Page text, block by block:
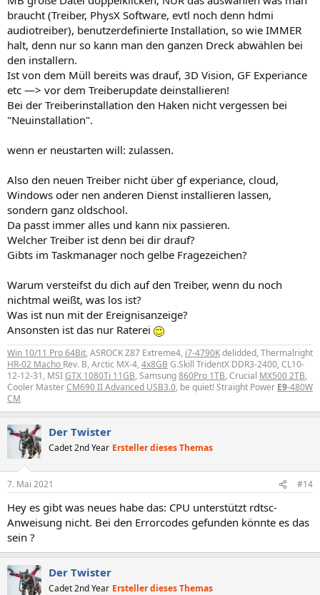
braucht (Treiber, PhysX Software, evtl noch denn hdmi
audiotreiber), benutzerdefinierte Installation, so wie IMMER
halt, denn nur so kann man den ganzen Dreck abwählen bei
den installern.
Ist von dem Müll bereits was drauf, 3D Vision, GF Experiance
etc —> vor dem Treiberupdate deinstallieren!
Bei der Treiberinstallation den Haken nicht vergessen bei
"Neuinstallation".
wenn er neustarten will: zulassen.
Also den neuen Treiber nicht über gf experiance, cloud,
Windows oder nen anderen Dienst installieren lassen,
sondern ganz oldschool.
Da passt immer alles und kann nix passieren.
Welcher Treiber ist denn bei dir drauf?
Gibts im Taskmanager noch gelbe Fragezeichen?
Warum versteifst du dich auf den Treiber, wenn du noch
nichtmal weißt, was los ist?
Was ist nun mit der Ereignisanzeige?
Ansonsten ist das nur Raterei
Win 10/11 Pro 64Bit, ASROCK Z87 Extreme4, i7-4790Kdelidded, Thermalright
HR-02 Macho Rev. B, Arctic MX-4, 4x8GB G.Skill TridentX DDR3-2400, CL10-
12-12-31, MSIGTX 1080Ti 11GB, Samsung860Pro 1TB, Crucial MX500 2TB,
Cooler MasterCM690 II Advanced USB3.0, be quiet! Straight Power E9-480W
CM
Der Twister
Cadet 2nd Year Ersteller dieses Themas
7. Mai 2021 #14
Hey es gibt was neues habe das: CPU unterstützt rdtsc-
Anweisung nicht. Bei den Errorcodes gefunden könnte es das
sein ?
Der Twister
Cadet 2nd Year Ersteller dieses Themas